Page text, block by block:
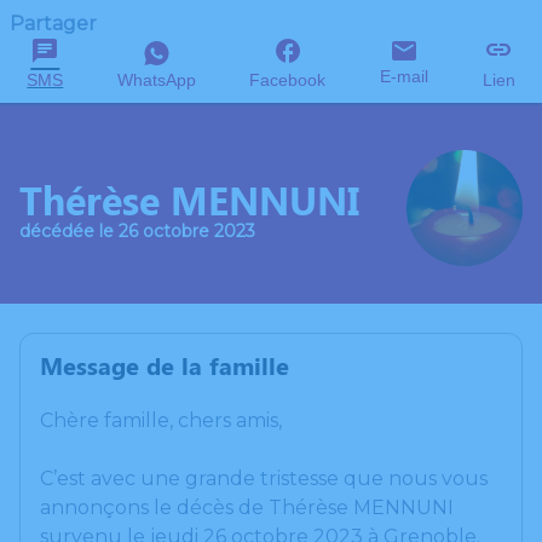
Partager
SMS WhatsApp Facebook E-mail Lien
Thérèse MENNUNI
décédée le 26 octobre 2023
Message de la famille
Chère famille, chers amis,
C’est avec une grande tristesse que nous vous
annonçons le décès de Thérèse MENNUNI
survenu le jeudi 26 octobre 2023 à Grenoble.